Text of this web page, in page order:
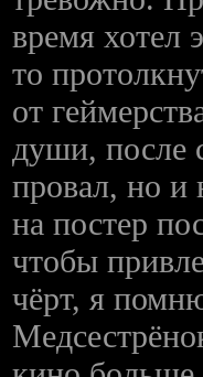
время хотел
то
от
души, после
провал, но и
на постер
чтобы
чёрт, я